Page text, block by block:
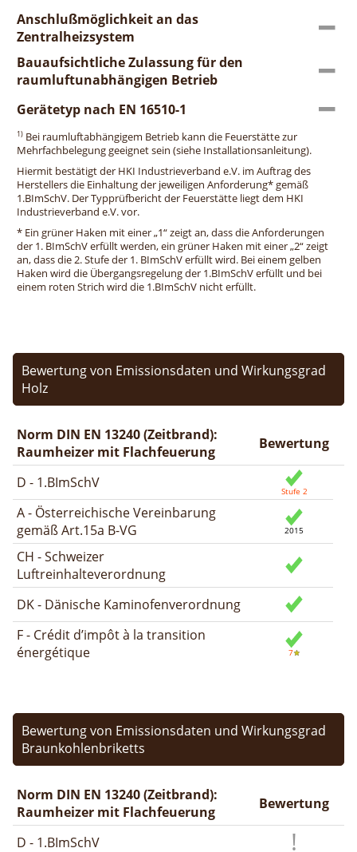
Anschlußmöglichkeit an das
Zentralheizsystem
Bauaufsichtliche Zulassung für den
raumluftunabhängigen Betrieb
Gerätetyp nach EN 16510-1
1) Bei raumluftabhängigem Betrieb kann die Feuerstätte zur
Mehrfachbelegung geeignet sein (siehe Installationsanleitung).
Hiermit bestätigt der HKI Industrieverband e.V. im Auftrag des
Herstellers die Einhaltung der jeweiligen Anforderung* gemäß
1.BImSchV. Der Typprüfbericht der Feuerstätte liegt dem HKI
Industrieverband e.V. vor.
* Ein grüner Haken mit einer „1“ zeigt an, dass die Anforderungen
der 1. BImSchV erfüllt werden, ein grüner Haken mit einer „2“ zeigt
an, dass die 2. Stufe der 1. BImSchV erfüllt wird. Bei einem gelben
Haken wird die Übergangsregelung der 1.BImSchV erfüllt und bei
einem roten Strich wird die 1.BImSchV nicht erfüllt.
Bewertung von Emissionsdaten und Wirkungsgrad
Holz
Norm DIN EN 13240 (Zeitbrand):
Raumheizer mit Flachfeuerung
Bewertung
D - 1.BImSchV
A - Österreichische Vereinbarung
gemäß Art.15a B-VG
CH - Schweizer
Luftreinhalteverordnung
DK - Dänische Kaminofenverordnung
F - Crédit d’impôt à la transition
énergétique
Bewertung von Emissionsdaten und Wirkungsgrad
Braunkohlenbriketts
Norm DIN EN 13240 (Zeitbrand):
Raumheizer mit Flachfeuerung
Bewertung
D - 1.BImSchV